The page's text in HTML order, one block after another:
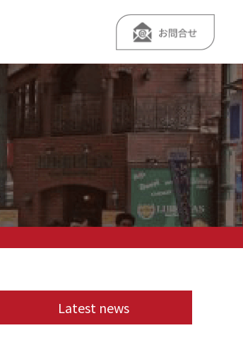
〜 城ヶ島沖釣り物「スルメイカの船上沖干し」も
Latest news